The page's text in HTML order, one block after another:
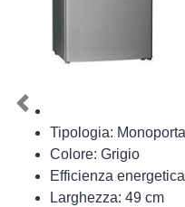
Tipologia: Monoporta
Colore: Grigio
Efficienza
Larghezza: 49 cm
Previous